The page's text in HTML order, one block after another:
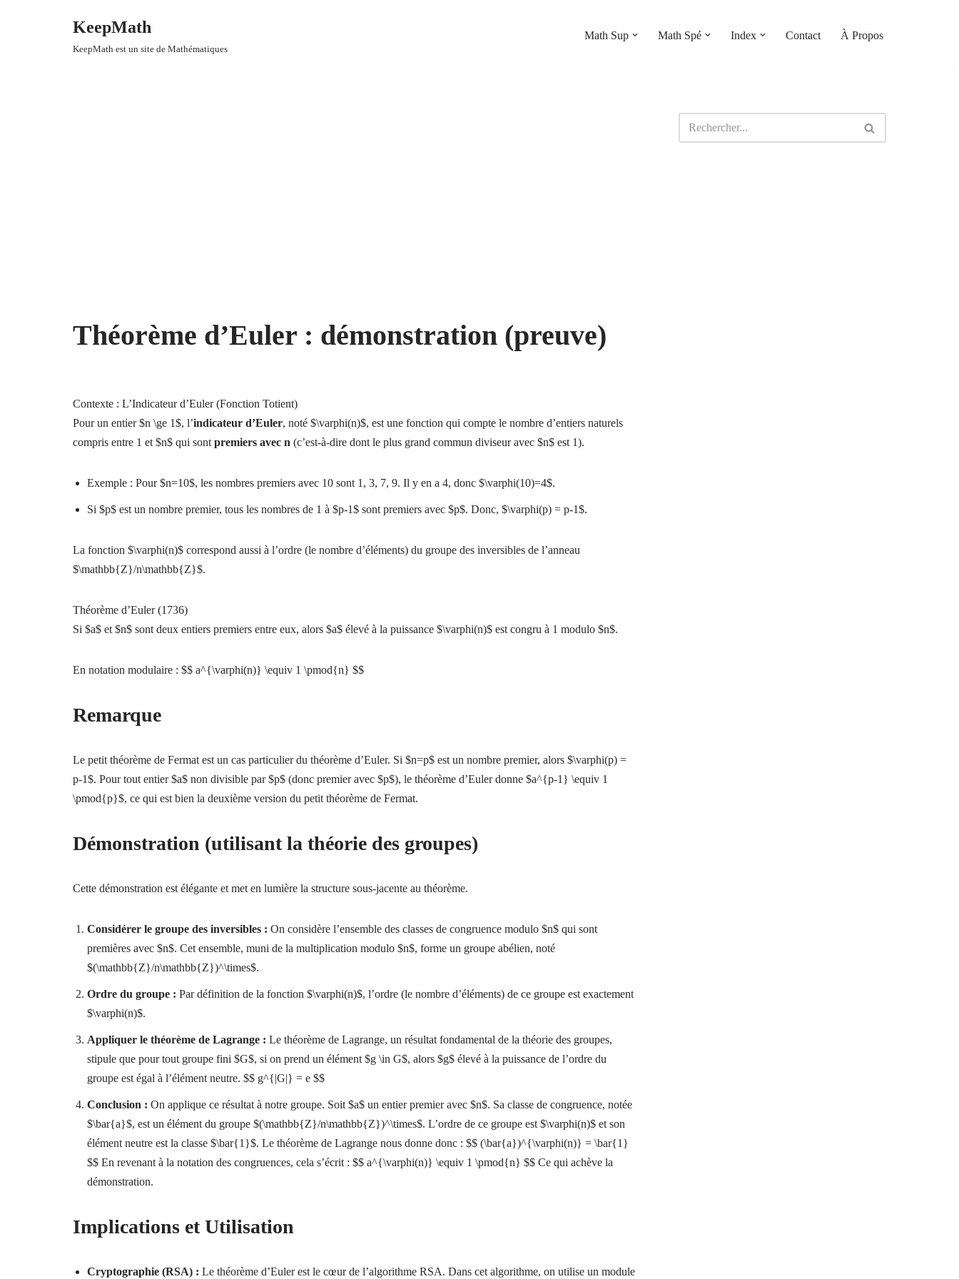
KeepMath
KeepMath est un site de Mathématiques
Math Sup Math Spé Index Contact À Propos
Théorème d’Euler : démonstration (preuve)
Contexte : L’Indicateur d’Euler (Fonction Totient)
Pour un entier $n \ge 1$, l’indicateur d’Euler, noté $\varphi(n)$, est une fonction qui compte le nombre d’entiers naturels
compris entre 1 et $n$ qui sont premiers avec n (c’est-à-dire dont le plus grand commun diviseur avec $n$ est 1).
Exemple : Pour $n=10$, les nombres premiers avec 10 sont 1, 3, 7, 9. Il y en a 4, donc $\varphi(10)=4$.
Si $p$ est un nombre premier, tous les nombres de 1 à $p-1$ sont premiers avec $p$. Donc, $\varphi(p) = p-1$.
La fonction $\varphi(n)$ correspond aussi à l’ordre (le nombre d’éléments) du groupe des inversibles de l’anneau
$\mathbb{Z}/n\mathbb{Z}$.
Théorème d’Euler (1736)
Si $a$ et $n$ sont deux entiers premiers entre eux, alors $a$ élevé à la puissance $\varphi(n)$ est congru à 1 modulo $n$.
En notation modulaire : $$ a^{\varphi(n)} \equiv 1 \pmod{n} $$
Remarque
Le petit théorème de Fermat est un cas particulier du théorème d’Euler. Si $n=p$ est un nombre premier, alors $\varphi(p) =
p-1$. Pour tout entier $a$ non divisible par $p$ (donc premier avec $p$), le théorème d’Euler donne $a^{p-1} \equiv 1
\pmod{p}$, ce qui est bien la deuxième version du petit théorème de Fermat.
Démonstration (utilisant la théorie des groupes)
Cette démonstration est élégante et met en lumière la structure sous-jacente au théorème.
Considérer le groupe des inversibles : On considère l’ensemble des classes de congruence modulo $n$ qui sont
premières avec $n$. Cet ensemble, muni de la multiplication modulo $n$, forme un groupe abélien, noté
$(\mathbb{Z}/n\mathbb{Z})^\times$.
Ordre du groupe : Par définition de la fonction $\varphi(n)$, l’ordre (le nombre d’éléments) de ce groupe est exactement
$\varphi(n)$.
Appliquer le théorème de Lagrange : Le théorème de Lagrange, un résultat fondamental de la théorie des groupes,
stipule que pour tout groupe fini $G$, si on prend un élément $g \in G$, alors $g$ élevé à la puissance de l’ordre du
groupe est égal à l’élément neutre. $$ g^{|G|} = e $$
Conclusion : On applique ce résultat à notre groupe. Soit $a$ un entier premier avec $n$. Sa classe de congruence, notée
$\bar{a}$, est un élément du groupe $(\mathbb{Z}/n\mathbb{Z})^\times$. L’ordre de ce groupe est $\varphi(n)$ et son
élément neutre est la classe $\bar{1}$. Le théorème de Lagrange nous donne donc : $$ (\bar{a})^{\varphi(n)} = \bar{1}
$$ En revenant à la notation des congruences, cela s’écrit : $$ a^{\varphi(n)} \equiv 1 \pmod{n} $$ Ce qui achève la
démonstration.
Implications et Utilisation
Cryptographie (RSA) : Le théorème d’Euler est le cœur de l’algorithme RSA. Dans cet algorithme, on utilise un module